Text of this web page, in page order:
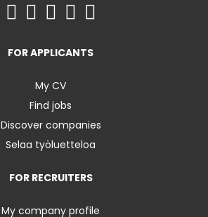
FOR APPLICANTS
My CV
Find jobs
Discover companies
Selaa työluetteloa
FOR RECRUITERS
My company profile